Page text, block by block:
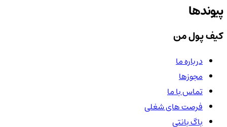
پیوندها
کیف پول من
درباره ما
مجوزها
تماس با ما
فرصت های شغلی
باگ بانتی